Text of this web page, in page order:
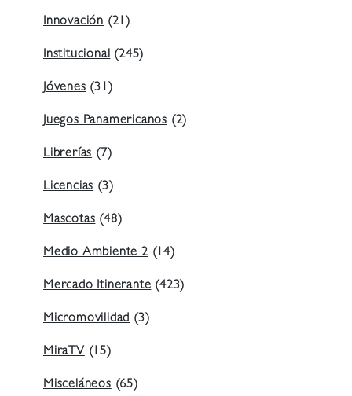
Innovación (21)
Institucional (245)
Jóvenes (31)
Juegos Panamericanos (2)
Librerías (7)
Licencias (3)
Mascotas (48)
Medio Ambiente 2(14)
Mercado Itinerante (423)
Micromovilidad (3)
MiraTV (15)
Misceláneos (65)